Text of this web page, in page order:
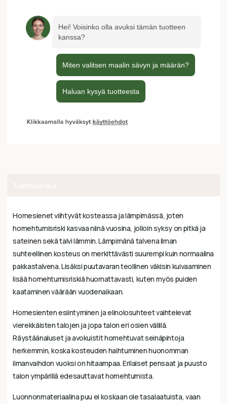
Homesienet viihtyvät kosteassa ja lämpimässä, joten
homehtumisriski kasvaa niinä vuosina, jolloin syksy on pitkä ja
sateinen sekä talvi lämmin. Lämpimänä talvena ilman
suhteellinen kosteus on merkittävästi suurempi kuin normaalina
pakkastalvena. Lisäksi puutavaran teollinen väkisin kuivaaminen
lisää homehtumisriskiä huomattavasti, kuten myös puiden
kaataminen väärään vuodenaikaan.
Homesienten esiintyminen ja elinolosuhteet vaihtelevat
vierekkäisten talojen ja jopa talon eri osien välillä.
Räystäänaluset ja avokuistit homehtuvat seinäpintoja
herkemmin, koska kosteuden haihtuminen huonomman
ilmanvaihdon vuoksi on hitaampaa. Erilaiset pensaat ja puusto
talon ympärillä edesauttavat homehtumista.
Luonnonmateriaalina puu ei koskaan ole tasalaatuista, vaan